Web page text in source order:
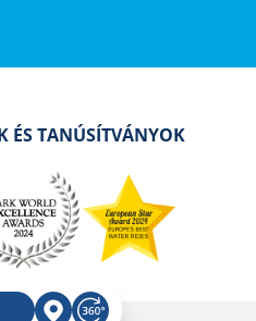
ÉS TANÚSÍTVÁNYOK